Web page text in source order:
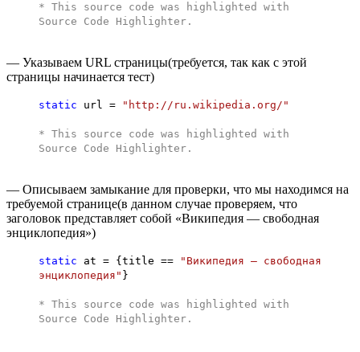
* This source code was highlighted with
Source Code Highlighter .
— Указываем URL страницы(требуется, так как с этой
страницы начинается тест)
static url = "http://ru.wikipedia.org/"
* This source code was highlighted with
Source Code Highlighter .
— Описываем замыкание для проверки, что мы находимся на
требуемой странице(в данном случае проверяем, что
заголовок представляет собой «Википедия — свободная
энциклопедия»)
static at = {title ==
"Википедия — свободная
энциклопедия" }
* This source code was highlighted with
Source Code Highlighter .